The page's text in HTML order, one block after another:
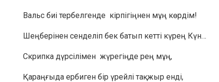
Вальс биі тербелгенде кірпігіңнен мұң көрдім!
Шеңберінен сенделіп бек батып кетті күрең Күн…
Скрипка дүрсілімен жүрегіңде рең мұң,
Қараңғыда ербиген бір үрейлі тақ жыр енді,